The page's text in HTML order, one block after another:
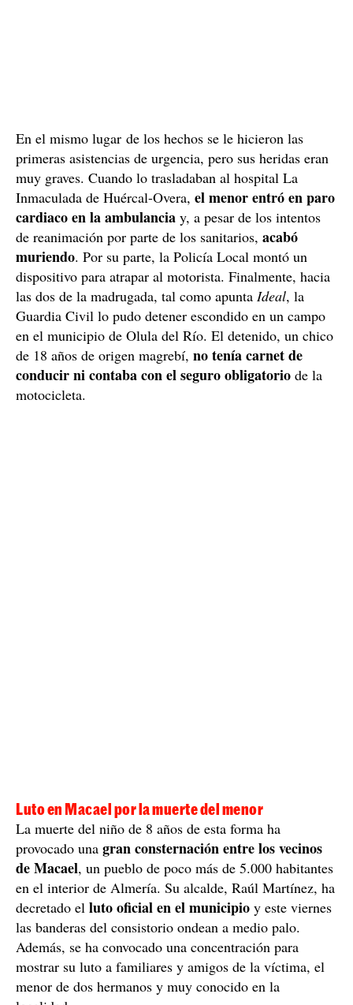
En el mismo lugar de los hechos se le hicieron las
primeras asistencias de urgencia, pero sus heridas eran
muy graves. Cuando lo trasladaban al hospital La
Inmaculada de Huércal-Overa, el menor entró en paro
cardiaco en la ambulancia y, a pesar de los intentos
de reanimación por parte de los sanitarios, acabó
muriendo. Por su parte, la Policía Local montó un
dispositivo para atrapar al motorista. Finalmente, hacia
las dos de la madrugada, tal como apunta Ideal, la
Guardia Civil lo pudo detener escondido en un campo
en el municipio de Olula del Río. El detenido, un chico
de 18 años de origen magrebí, no tenía carnet de
conducir ni contaba con el seguro obligatorio de la
motocicleta.
Luto en Macael por la muerte del menor
La muerte del niño de 8 años de esta forma ha
provocado una gran consternación entre los vecinos
de Macael, un pueblo de poco más de 5.000 habitantes
en el interior de Almería. Su alcalde, Raúl Martínez, ha
decretado el luto oficial en el municipio y este viernes
las banderas del consistorio ondean a medio palo.
Además, se ha convocado una concentración para
mostrar su luto a familiares y amigos de la víctima, el
menor de dos hermanos y muy conocido en la